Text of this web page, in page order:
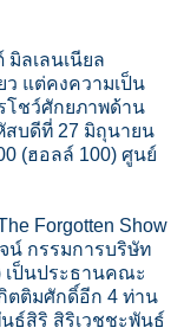
ลเลนเนียล
ว แต่คงความเป็น
โชว์ศักยภาพด้าน
สบดีที่ 27 มิถุนายน
(ฮอลล์ 100) ศูนย์
Forgotten Show
น์ กรรมการบริษัท
เป็นประธานคณะ
ตติมศักดิ์อีก 4 ท่าน
ธ์สิริ สิริเวชชะพันธ์